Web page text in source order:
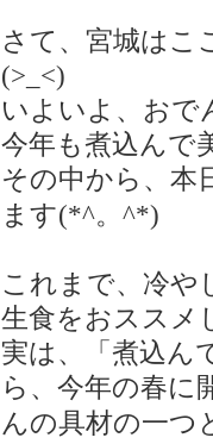
さて、宮城はこ
(>_<)
いよいよ、おで
今年も煮込んで
その中から、本
ます(*^。^*)
これまで、冷や
生食をおススメ
実は、「煮込ん
ら、 今年の春に
んの具材の一つ